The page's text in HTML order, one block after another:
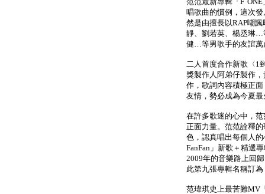
唱歌曲的慣例，這次
然是由擅長以RAP嘲
靜、劉若英、楊丞琳…
健…等男歌手的友誼萬
二人首度合作新歌〈1
獎製作人阿弟仔製作
作，歌詞內容積極正
友情，勢必成為今夏
在許多歌迷的心中，
正面力量。范范詮釋
色，認真唱出每個人
FanFan」新歌＋精選
2009年的音樂路上回
此第九張專輯名稱訂
范瑋琪史上最苦難MV